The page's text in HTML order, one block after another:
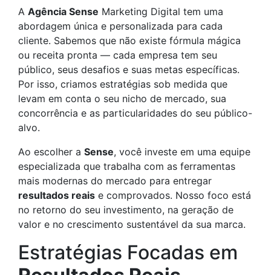
A Agência Sense Marketing Digital tem uma
abordagem única e personalizada para cada
cliente. Sabemos que não existe fórmula mágica
ou receita pronta — cada empresa tem seu
público, seus desafios e suas metas específicas.
Por isso, criamos estratégias sob medida que
levam em conta o seu nicho de mercado, sua
concorrência e as particularidades do seu público-
alvo.
Ao escolher a Sense, você investe em uma equipe
especializada que trabalha com as ferramentas
mais modernas do mercado para entregar
resultados reais e comprovados. Nosso foco está
no retorno do seu investimento, na geração de
valor e no crescimento sustentável da sua marca.
Estratégias Focadas em